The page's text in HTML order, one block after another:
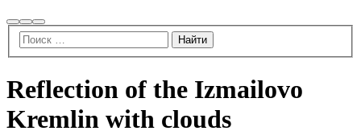
НайтиБольше
информации
Главное
меню
Reflection of the Izmailovo
Kremlin with clouds